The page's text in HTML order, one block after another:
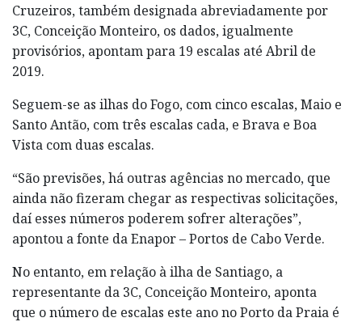
Cruzeiros, também designada abreviadamente por
3C, Conceição Monteiro, os dados, igualmente
provisórios, apontam para 19 escalas até Abril de
2019.
Seguem-se as ilhas do Fogo, com cinco escalas, Maio e
Santo Antão, com três escalas cada, e Brava e Boa
Vista com duas escalas.
“São previsões, há outras agências no mercado, que
ainda não fizeram chegar as respectivas solicitações,
daí esses números poderem sofrer alterações”,
apontou a fonte da Enapor – Portos de Cabo Verde.
No entanto, em relação à ilha de Santiago, a
representante da 3C, Conceição Monteiro, aponta
que o número de escalas este ano no Porto da Praia é